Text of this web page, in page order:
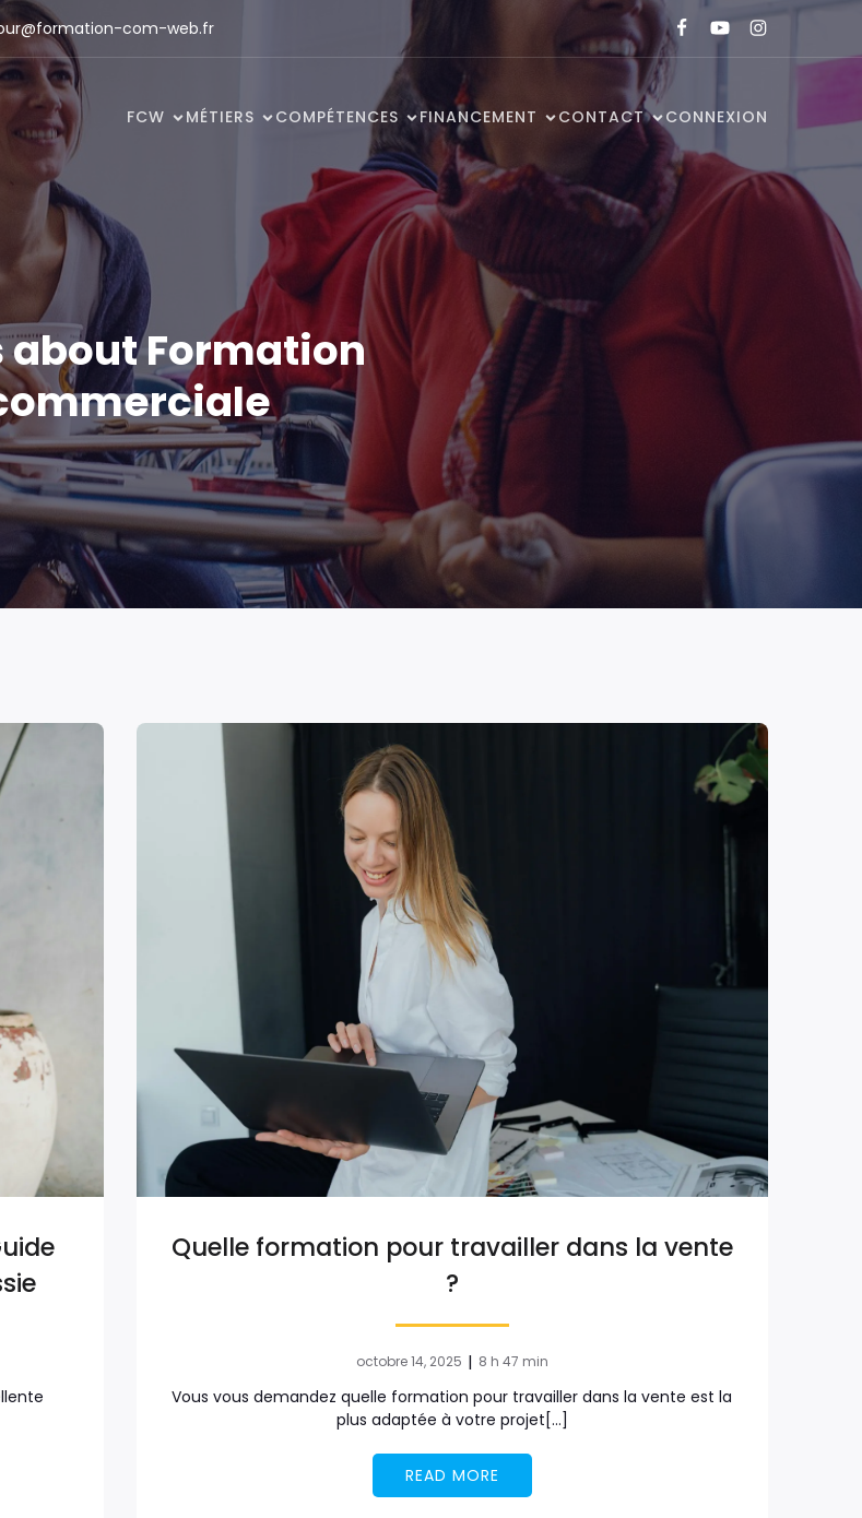
com-web.fr
FCW MÉTIERS COMPÉTENCES FINANCEMENT CONTACT CONNEXION
about Formation
Quelle formation pour travailler dans la vente
?
octobre 14, 2025 | 8 h 47 min
Vous vous demandez quelle formation pour travailler dans la vente est la
plus adaptée à votre projet[…]
READ MORE